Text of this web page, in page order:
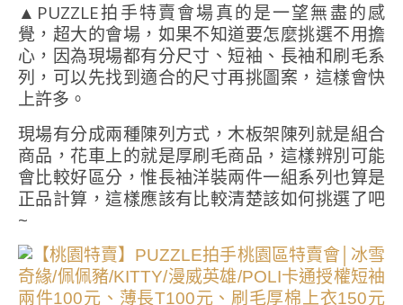
▲PUZZLE拍手特賣會場真的是一望無盡的感
覺，超大的會場，如果不知道要怎麼挑選不用擔
心，因為現場都有分尺寸、短袖、長袖和刷毛系
列，可以先找到適合的尺寸再挑圖案，這樣會快
上許多。
現場有分成兩種陳列方式，木板架陳列就是組合
商品，花車上的就是厚刷毛商品，這樣辨別可能
會比較好區分，惟長袖洋裝兩件一組系列也算是
正品計算，這樣應該有比較清楚該如何挑選了吧
~